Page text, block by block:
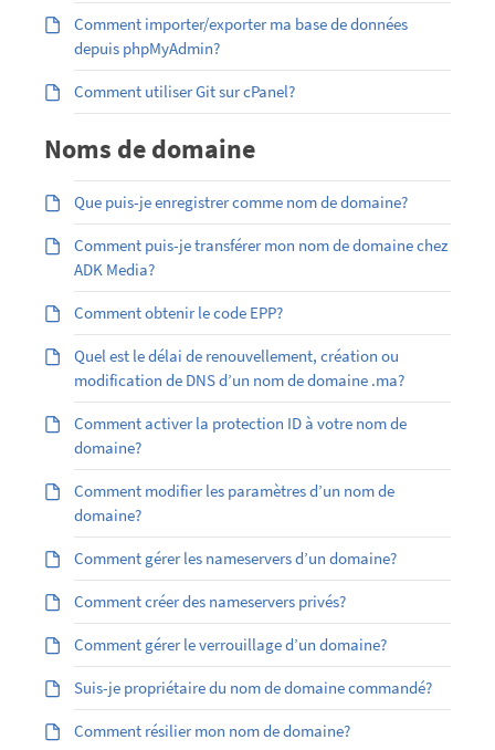
Comment importer/exporter ma base de données
depuis phpMyAdmin?
Comment utiliser Git sur cPanel?
Noms de domaine
Que puis-je enregistrer comme nom de domaine?
Comment puis-je transférer mon nom de domaine chez
ADK Media?
Comment obtenir le code EPP?
Quel est le délai de renouvellement, création ou
modification de DNS d’un nom de domaine .ma?
Comment activer la protection ID à votre nom de
domaine?
Comment modifier les paramètres d’un nom de
domaine?
Comment gérer les nameservers d’un domaine?
Comment créer des nameservers privés?
Comment gérer le verrouillage d’un domaine?
Suis-je propriétaire du nom de domaine commandé?
Comment résilier mon nom de domaine?